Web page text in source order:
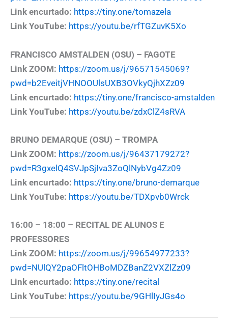
Link encurtado: https://tiny.one/tomazela
Link YouTube: https://youtu.be/rfTGZuvK5Xo
FRANCISCO AMSTALDEN (OSU) – FAGOTE
Link ZOOM: https://zoom.us/j/96571545069?
pwd=b2EveitjVHNOOUlsUXB3OVkyQjhXZz09
Link encurtado: https://tiny.one/francisco-amstalden
Link YouTube: https://youtu.be/zdxClZ4sRVA
BRUNO DEMARQUE (OSU) – TROMPA
Link ZOOM: https://zoom.us/j/96437179272?
pwd=R3gxelQ4SVJpSjIva3ZoQlNybVg4Zz09
Link encurtado: https://tiny.one/bruno-demarque
Link YouTube: https://youtu.be/TDXpvb0Wrck
16:00 – 18:00 – RECITAL DE ALUNOS E
PROFESSORES
Link ZOOM: https://zoom.us/j/99654977233?
pwd=NUlQY2paOFltOHBoMDZBanZ2VXZlZz09
Link encurtado: https://tiny.one/recital
Link YouTube: https://youtu.be/9GHlIyJGs4o